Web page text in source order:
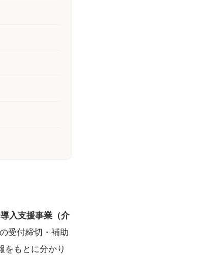
入支援事業（介
受付締切・補助
をもとに分かり